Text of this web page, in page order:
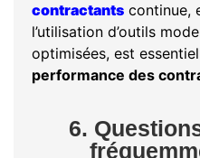
contractants continue,
l’utilisation d’outils
optimisées, est
performance des
6.